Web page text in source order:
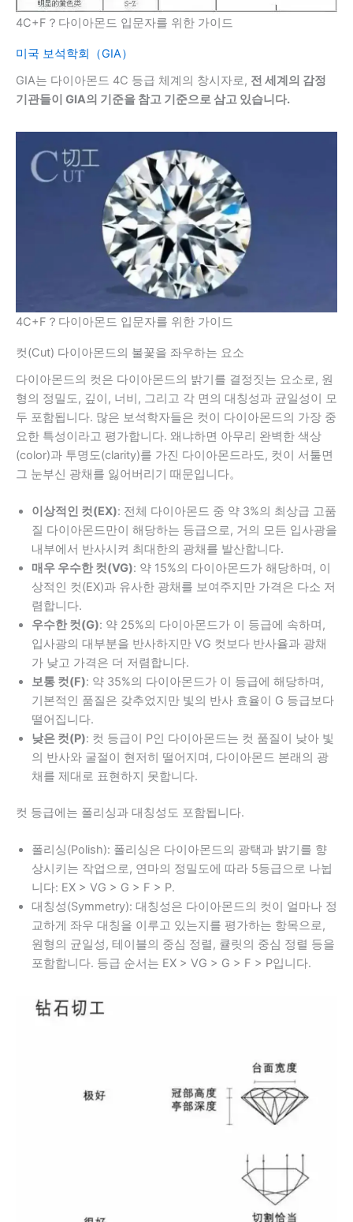
4C+F？다이아몬드 입문자를 위한 가이드
미국 보석학회（GIA）
GIA는 다이아몬드 4C 등급 체계의 창시자로, 전 세계의 감정
기관들이 GIA의 기준을 참고 기준으로 삼고 있습니다.
4C+F？다이아몬드 입문자를 위한 가이드
컷(Cut) 다이아몬드의 불꽃을 좌우하는 요소
다이아몬드의 컷은 다이아몬드의 밝기를 결정짓는 요소로, 원
형의 정밀도, 깊이, 너비, 그리고 각 면의 대칭성과 균일성이 모
두 포함됩니다. 많은 보석학자들은 컷이 다이아몬드의 가장 중
요한 특성이라고 평가합니다. 왜냐하면 아무리 완벽한 색상
(color)과 투명도(clarity)를 가진 다이아몬드라도, 컷이 서툴면
그 눈부신 광채를 잃어버리기 때문입니다。
이상적인 컷(EX): 전체 다이아몬드 중 약 3%의 최상급 고품
질 다이아몬드만이 해당하는 등급으로, 거의 모든 입사광을
내부에서 반사시켜 최대한의 광채를 발산합니다.
매우 우수한 컷(VG): 약 15%의 다이아몬드가 해당하며, 이
상적인 컷(EX)과 유사한 광채를 보여주지만 가격은 다소 저
렴합니다.
우수한 컷(G): 약 25%의 다이아몬드가 이 등급에 속하며,
입사광의 대부분을 반사하지만 VG 컷보다 반사율과 광채
가 낮고 가격은 더 저렴합니다.
보통 컷(F): 약 35%의 다이아몬드가 이 등급에 해당하며,
기본적인 품질은 갖추었지만 빛의 반사 효율이 G 등급보다
떨어집니다.
낮은 컷(P): 컷 등급이 P인 다이아몬드는 컷 품질이 낮아 빛
의 반사와 굴절이 현저히 떨어지며, 다이아몬드 본래의 광
채를 제대로 표현하지 못합니다.
컷 등급에는 폴리싱과 대칭성도 포함됩니다.
폴리싱(Polish): 폴리싱은 다이아몬드의 광택과 밝기를 향
상시키는 작업으로, 연마의 정밀도에 따라 5등급으로 나뉩
니다: EX > VG > G > F > P.
대칭성(Symmetry): 대칭성은 다이아몬드의 컷이 얼마나 정
교하게 좌우 대칭을 이루고 있는지를 평가하는 항목으로,
원형의 균일성, 테이블의 중심 정렬, 큘릿의 중심 정렬 등을
포함합니다. 등급 순서는 EX > VG > G > F > P입니다.